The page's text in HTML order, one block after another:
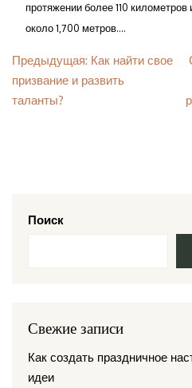
протяжении более 110
около 1,700 метров....
Навигация
по
записям
Предыдущая: Как найти свое
призвание и развить
таланты?
Поиск
Свежие записи
Как создать праздничное
идеи